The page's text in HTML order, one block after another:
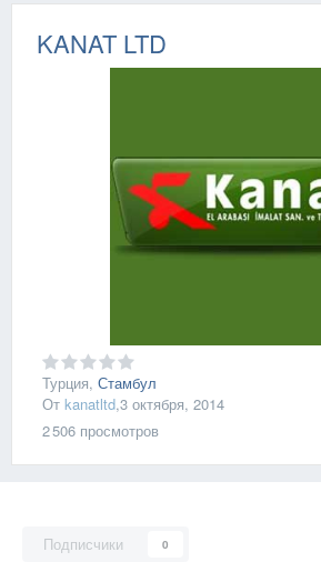
KANAT LTD
Турция, Стамбул
От kanatltd,3 октября, 2014
2 506 просмотров
Подписчики 0